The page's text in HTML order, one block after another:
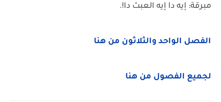
مبرقة: إيه دا إيه العبث دا!.
الفصل الواحد والثلاثون من هنا
لجميع الفصول من هنا